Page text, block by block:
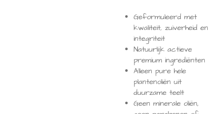
Geformuleerd met
kwaliteit, zuiverheid en
integriteit
Natuurlijk actieve
premium ingrediënten
Alleen pure hele
plantenoliën uit
duurzame teelt
Geen minerale oliën,